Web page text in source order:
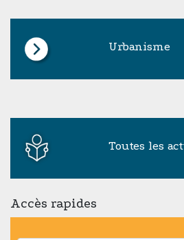
Urbanisme
Toutes les
Accès rapides